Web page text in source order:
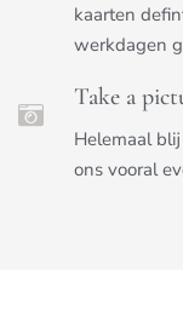
kaarten
werkdagen
Take a
Helemaal
ons vooral